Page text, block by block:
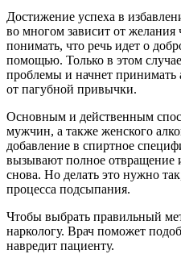
Достижение успеха в
во многом зависит от желания
понимать, что речь идет о
помощью. Только в этом
проблемы и начнет принимать
от пагубной привычки.
Основным и действенным
мужчин, а также женского
добавление в спиртное
вызывают полное отвращение
снова. Но делать это нужно
процесса подсыпания.
Чтобы выбрать правильный
наркологу. Врач поможет
навредит пациенту.